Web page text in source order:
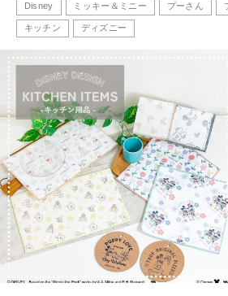
Disney ミッキー＆ミニー プーさん
キッチン ディズニー